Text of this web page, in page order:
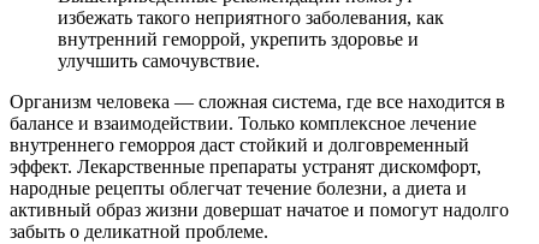
избежать такого неприятного заболевания, как
внутренний геморрой, укрепить здоровье и
улучшить самочувствие.
Организм человека — сложная система, где все находится в
балансе и взаимодействии. Только комплексное лечение
внутреннего геморроя даст стойкий и долговременный
эффект. Лекарственные препараты устранят дискомфорт,
народные рецепты облегчат течение болезни, а диета и
активный образ жизни довершат начатое и помогут надолго
забыть о деликатной проблеме.